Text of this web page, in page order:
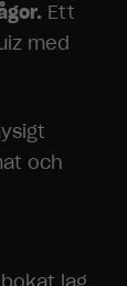
Ett
med
och
lag.